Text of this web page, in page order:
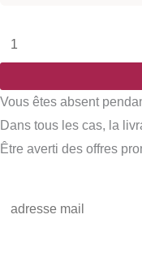
Vous êtes absent
Dans tous les cas, la
Être averti des offres